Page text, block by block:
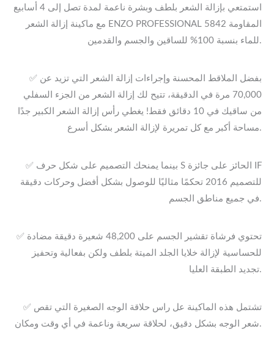
استمتعي بإزالة الشعر بلطف وبشرة ناعمة لمدة تصل إلى 4 أسابيع
مع ماكينة إزالة الشعر ENZO PROFESSIONAL 5842 المقاومة
للماء بنسبة 100% للساقين والجسم والقدمين.
✅ بفضل الملاقط المحسنة وإجراءات إزالة الشعر التي تزيد عن
70,000 مرة في الدقيقة، تتيح لك إزالة الشعر من الجزء السفلي
من ساقيك في 10 دقائق فقط! يغطي رأس إزالة الشعر الكبير جدًا
مساحة أكبر مع كل تمريرة لإزالة الشعر بشكل أسرع.
✅ بينما يمنحك التصميم على شكل حرف S الحائز على جائزة IF
للتصميم 2016 تحكمًا مثاليًا للوصول بشكل أفضل وحركات دقيقة
في جميع مناطق الجسم.
✅ تحتوي فرشاة تقشير الجسم على 48,200 شعيرة دقيقة مضادة
للحساسية لإزالة خلايا الجلد الميتة بلطف ولكن بفعالية وتحفيز
تجديد الطبقة العليا.
✅ تشتمل هذه الماكينة عل راس حلاقة الوجه الصغيرة التي تقص
شعر الوجه بشكل دقيق، لحلاقة سريعة وناعمة في أي وقت ومكان.